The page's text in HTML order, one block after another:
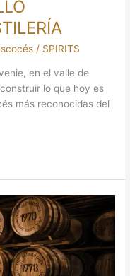
/ SPIRITS
en el valle de
lo que hoy es
más reconocidas del